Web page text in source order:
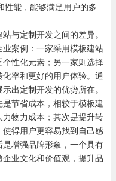
性能，能够满足用户的多
与定制开发之间的差异。
案例：一家采用模板建站
性化元素；另一家则选择
率和更好的用户体验。通
出定制开发的优势所在。
节省成本，相较于模板建
物力成本；其次是提升转
得用户更容易找到自己感
增强品牌形象，一个具有
业文化和价值观，提升品